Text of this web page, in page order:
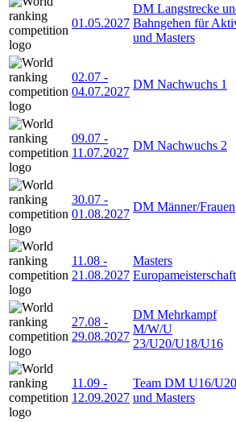
01.05.2027
DM Langstrecke
Bahngehen für
und Masters
02.07 -
04.07.2027
DM Nachwuchs 1
09.07 -
11.07.2027
DM Nachwuchs 2
30.07 -
01.08.2027
DM Männer/Frauen
11.08 -
21.08.2027
Masters
27.08 -
29.08.2027
DM Mehrkampf
M/W/U
23/U20/U18/U16
11.09 -
12.09.2027
Team DM U16/U20
und Masters